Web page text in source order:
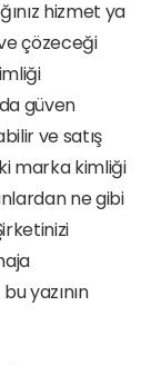
hizmet ya
çözeceği
güven
ve satış
marka kimliği
ne gibi
yazının